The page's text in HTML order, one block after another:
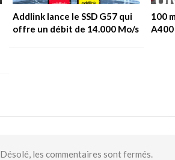
Addlink lance le SSD G57 qui
offre un débit de 14.000 Mo/s
100
Désolé, les commentaires sont fermés.